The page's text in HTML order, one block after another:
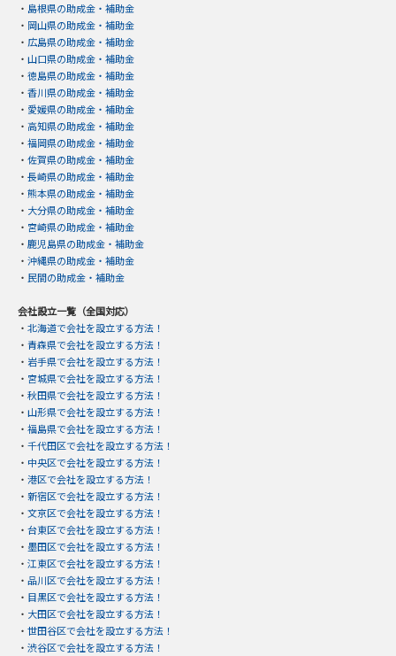
・ 島根県の助成金・補助金
・ 岡山県の助成金・補助金
・ 広島県の助成金・補助金
・ 山口県の助成金・補助金
・ 徳島県の助成金・補助金
・ 香川県の助成金・補助金
・ 愛媛県の助成金・補助金
・ 高知県の助成金・補助金
・ 福岡県の助成金・補助金
・ 佐賀県の助成金・補助金
・ 長崎県の助成金・補助金
・ 熊本県の助成金・補助金
・ 大分県の助成金・補助金
・ 宮崎県の助成金・補助金
・ 鹿児島県の助成金・補助金
・ 沖縄県の助成金・補助金
・ 民間の助成金・補助金
会社設立一覧（全国対応）
・ 北海道で会社を設立する方法！
・ 青森県で会社を設立する方法！
・ 岩手県で会社を設立する方法！
・ 宮城県で会社を設立する方法！
・ 秋田県で会社を設立する方法！
・ 山形県で会社を設立する方法！
・ 福島県で会社を設立する方法！
・ 千代田区で会社を設立する方法！
・ 中央区で会社を設立する方法！
・ 港区で会社を設立する方法！
・ 新宿区で会社を設立する方法！
・ 文京区で会社を設立する方法！
・ 台東区で会社を設立する方法！
・ 墨田区で会社を設立する方法！
・ 江東区で会社を設立する方法！
・ 品川区で会社を設立する方法！
・ 目黒区で会社を設立する方法！
・ 大田区で会社を設立する方法！
・ 世田谷区で会社を設立する方法！
・ 渋谷区で会社を設立する方法！